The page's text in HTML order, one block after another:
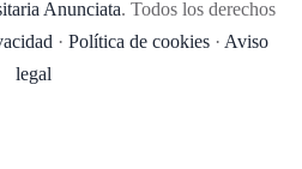
Anunciata. Todos los derechos
· Política de cookies· Aviso
legal